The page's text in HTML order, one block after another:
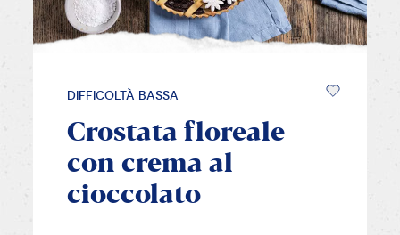
DIFFICOLTÀ BASSA
Crostata floreale
con crema al
cioccolato